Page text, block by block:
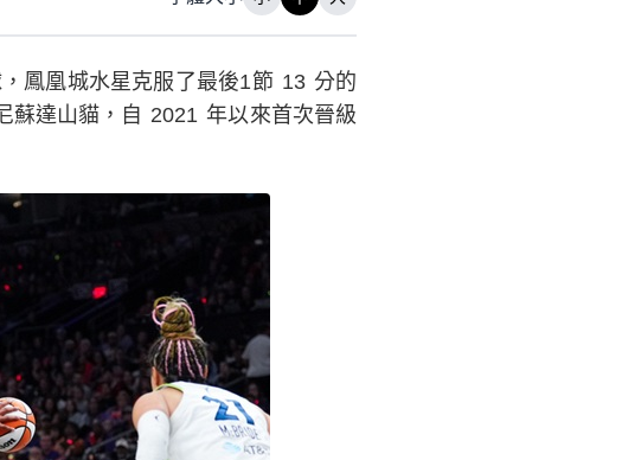
鳳凰城水星克服了最後1節 13 分的
蘇達山貓，自 2021 年以來首次晉級